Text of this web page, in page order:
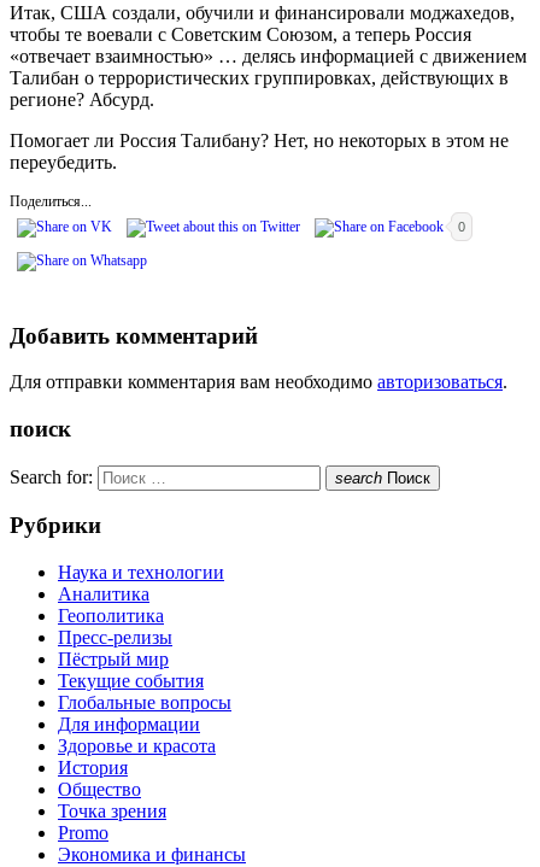
Итак, США создали, обучили и финансировали моджахедов,
чтобы те воевали с Советским Союзом, а теперь Россия
«отвечает взаимностью» … делясь информацией с движением
Талибан о террористических группировках, действующих в
регионе? Абсурд.
Помогает ли Россия Талибану? Нет, но некоторых в этом не
переубедить.
Поделиться...
0
Добавить комментарий
Для отправки комментария вам необходимо авторизоваться.
поиск
Search for: search Поиск
Рубрики
Наука и технологии
Аналитика
Геополитика
Пресс-релизы
Пёстрый мир
Текущие события
Глобальные вопросы
Для информации
Здоровье и красота
История
Общество
Точка зрения
Promo
Экономика и финансы